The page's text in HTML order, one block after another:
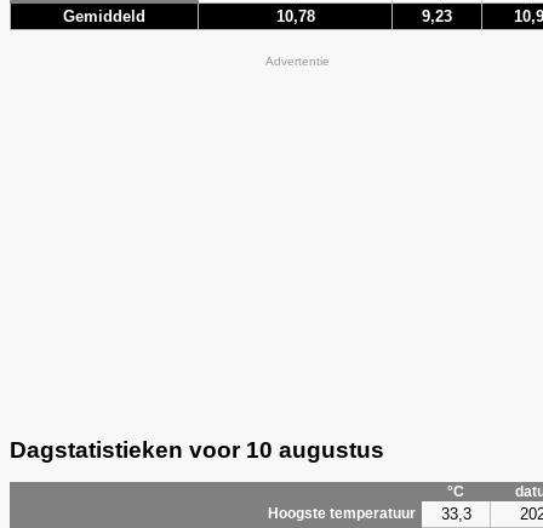
Gemiddeld 10,78 9,23
Advertentie
Dagstatistieken voor 10 augustus
°C
Hoogste temperatuur
33,3